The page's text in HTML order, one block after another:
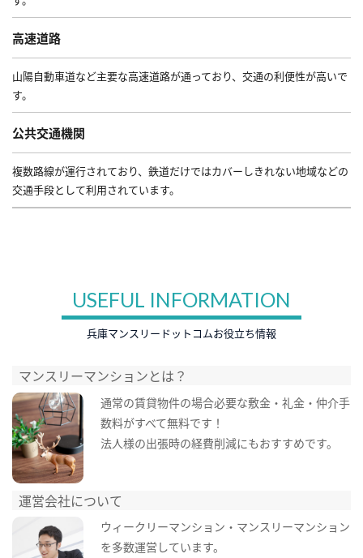
高速道路
山陽自動車道など主要な高速道路が通っており、交通の利便性が高いで
す。
公共交通機関
複数路線が運行されており、鉄道だけではカバーしきれない地域などの
交通手段として利用されています。
USEFUL INFORMATION
兵庫マンスリードットコムお役立ち情報
マンスリーマンションとは？
通常の賃貸物件の場合必要な敷金・礼金・仲介手
数料がすべて無料です！
法人様の出張時の経費削減にもおすすめです。
運営会社について
ウィークリーマンション・マンスリーマンション
を多数運営しています。